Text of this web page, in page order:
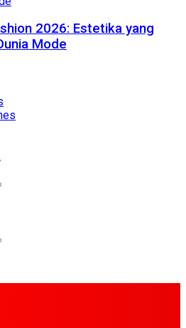
2026: Estetika yang
Mode